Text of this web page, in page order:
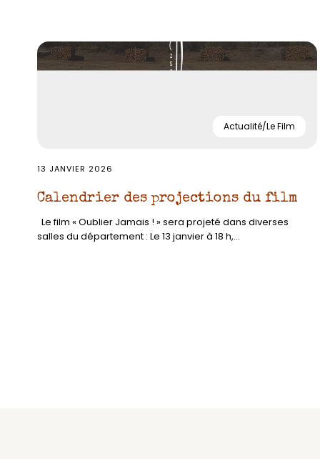
Actualité/Le Film
13 JANVIER 2026
Calendrier des projections du film
Le film « Oublier Jamais ! » sera projeté dans diverses
salles du département : Le 13 janvier à 18 h,...